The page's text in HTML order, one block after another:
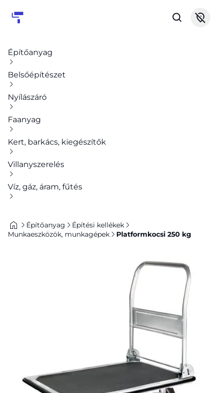
Építőanyag
Belsőépítészet
Nyílászáró
Faanyag
Kert, barkács, kiegészítők
Villanyszerelés
Víz, gáz, áram, fűtés
Építőanyag
Építési kellékek
Munkaeszközök, munkagépek
Platformkocsi 250 kg